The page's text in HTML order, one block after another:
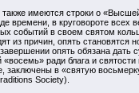
имеются строки о
времени, в круговороте всех
событий в своем святом
из причин, опять становятся
опять обязана дать
ради блага и святости
заключены в «святую
Society).